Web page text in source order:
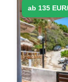
ab 135